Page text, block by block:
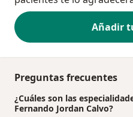
Añadir
Preguntas frecuentes
¿Cuáles son las
Fernando Jordan Calvo?